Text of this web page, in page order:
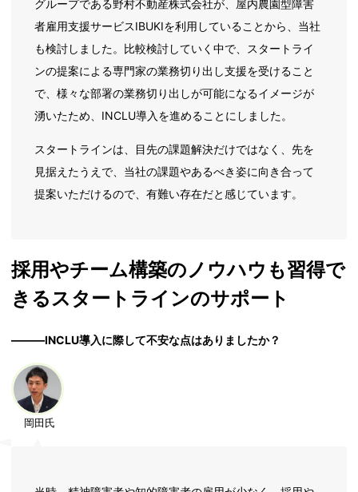
グループである野村不動産株式会社が、屋内農園型障害
者雇用支援サービスIBUKIを利用していることから、当社
も検討しました。比較検討していく中で、スタートライ
ンの提案による専門家の業務切り出し支援を受けること
で、様々な部署の業務切り出しが可能になるイメージが
湧いたため、INCLU導入を進めることにしました。
スタートラインは、目先の課題解決だけではなく、先を
見据えたうえで、当社の課題やあるべき姿に向き合って
提案いただけるので、有難い存在だと感じています。
採用やチーム構築のノウハウも習得で
きるスタートラインのサポート
―――INCLU導入に際して不安な点はありましたか？
岡田氏